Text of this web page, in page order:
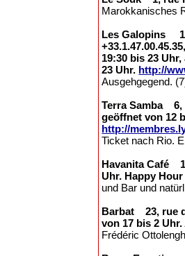
Marokkanisches
Les Galopins
19:30 bis 23
23 Uhr. http://
Ausgehgegend.
Terra Samba 6,
geöffnet von 12
http://
Ticket nach Rio.
Havanita Café
Uhr. Happy
und Bar und
Barbat 23, rue
von 17 bis 2
Frédéric